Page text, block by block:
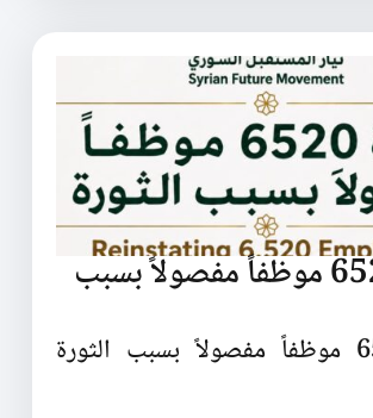
إعادة 6520 موظفاً مفصولاً بسبب
إعادة 6520 موظفاً مفصولاً بسبب الثورة